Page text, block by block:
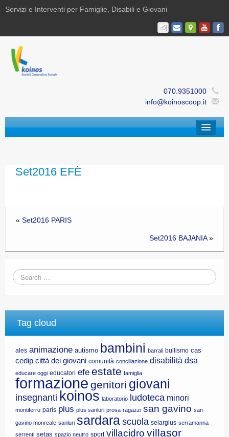
Servizi e Interventi per Famiglie, Disabili e Giovani
070.9351000
info@koinoscoop.it
Area Famiglie e Minori | Efè
Whistleblowing
Centro Antiviolenza “Feminas” | PLUS Sanluri –
Set2016 EFÈ
« Set2016 PARIS
Set2016 BAJANIA»
Tag cloud
ales animazione autismo bambini barrali bullismo cas
cedip città dei giovani comunità conciliazione disabilità dsa
educare oggi educatori efe estate famiglia
formazione genitori giovani
insegnanti koinos laboratorio ludoteca minori
montiferru paris plus plus sanluri prosa ragazzi san gavino san
gavino monreale sanluri sardara scuola selargius serramanna
serrenti setas spazio neutro sport villacidro villasor